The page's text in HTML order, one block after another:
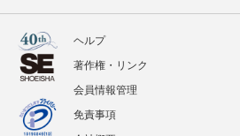
ヘルプ
著作権・リンク
会員情報管理
免責事項